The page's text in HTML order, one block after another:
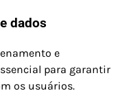
dados
e
para garantir
os usuários.